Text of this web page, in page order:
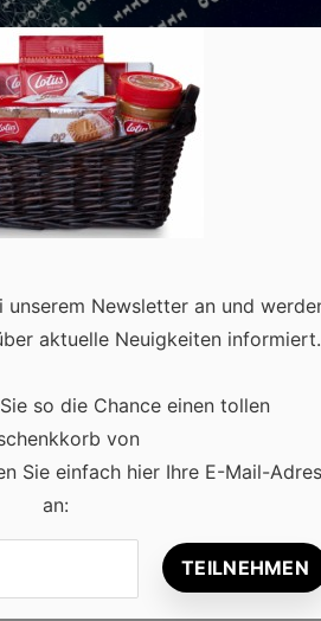
Newsletter an und
aktuelle Neuigkeiten informiert.
so die Chance einen tollen
von
Sie einfach hier Ihre E-Mail-
an: